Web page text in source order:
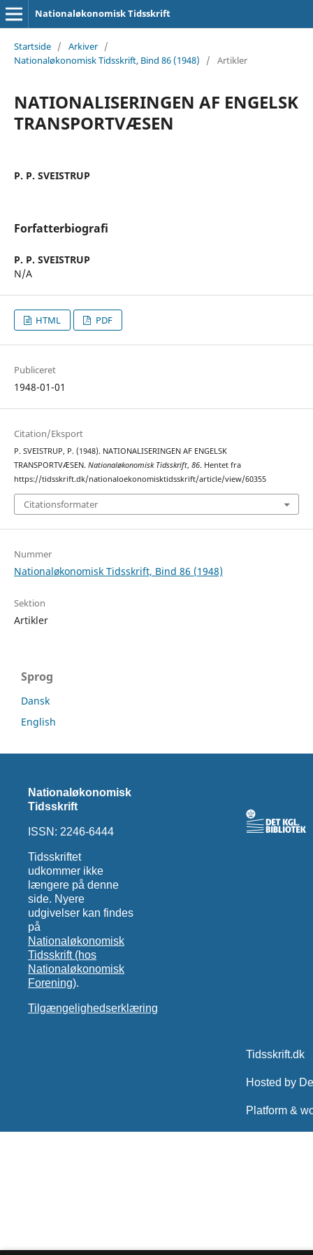
Nationaløkonomisk Tidsskrift
Startside / Arkiver /
Nationaløkonomisk Tidsskrift, Bind 86 (1948)
/ Artikler
NATIONALISERINGEN AF ENGELSK
TRANSPORTVÆSEN
P. P. SVEISTRUP
Forfatterbiografi
P. P. SVEISTRUP
N/A
HTML PDF
Publiceret
1948-01-01
Citation/Eksport
P. SVEISTRUP, P. (1948). NATIONALISERINGEN AF ENGELSK
TRANSPORTVÆSEN. Nationaløkonomisk Tidsskrift, 86. Hentet fra
https://tidsskrift.dk/nationaloekonomisktidsskrift/article/view/60355
Citationsformater
Nummer
Nationaløkonomisk Tidsskrift, Bind 86 (1948)
Sektion
Artikler
Sprog
Dansk
English
Nationaløkonomisk
Tidsskrift
ISSN: 2246-6444
Tidsskriftet
udkommer ikke
længere på denne
side. Nyere
udgivelser kan findes
på
Nationaløkonomisk
Tidsskrift (hos
Nationaløkonomisk
Forening).
Tilgængelighedserklæring